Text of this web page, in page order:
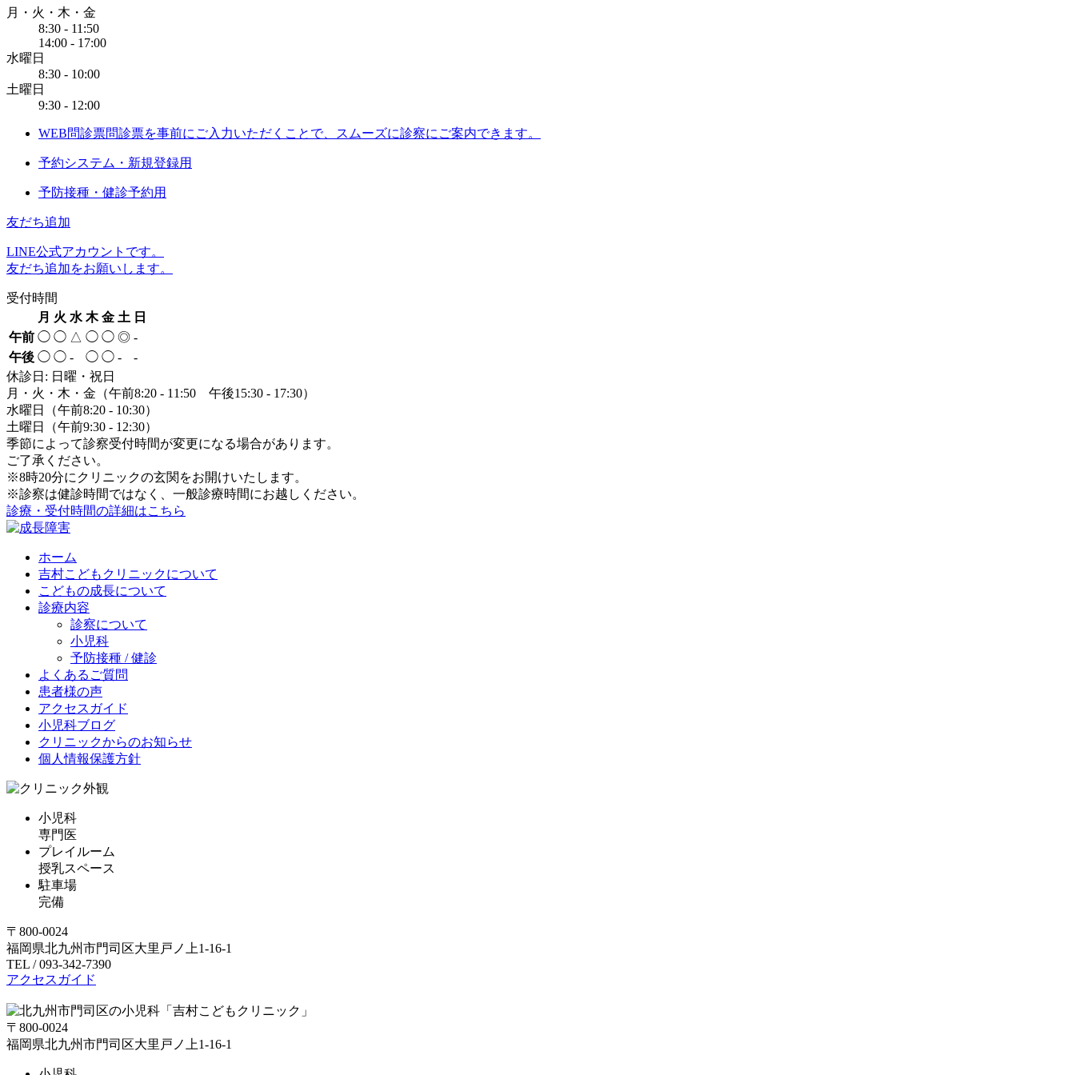
月・火・木・金
8:30 - 11:50
14:00 - 17:00
水曜日
8:30 - 10:00
土曜日
9:30 - 12:00
WEB問診票問診票を事前にご入力いただくことで、スムーズに診察にご案内できます。
予約システム・新規登録用
予防接種・健診予約用
友だち追加
LINE公式アカウントです。
友だち追加をお願いします。
受付時間
月 火 水 木 金 土 日
午前 ◯ ◯ △ ◯ ◯ ◎ -
午後 ◯ ◯ - ◯ ◯ -
-
休診日: 日曜・祝日
月・火・木・金（午前8:20 - 11:50 午後15:30 - 17:30）
水曜日（午前8:20 - 10:30）
土曜日（午前9:30 - 12:30）
季節によって診察受付時間が変更になる場合があります。
ご了承ください。
※8時20分にクリニックの玄関をお開けいたします。
※診察は健診時間ではなく、一般診療時間にお越しください。
診療・受付時間の詳細はこちら
ホーム
吉村こどもクリニックについて
こどもの成長について
診療内容
診察について
小児科
予防接種 / 健診
よくあるご質問
患者様の声
アクセスガイド
小児科ブログ
クリニックからのお知らせ
個人情報保護方針
小児科
専門医
プレイルーム
授乳スペース
駐車場
完備
〒800-0024
福岡県北九州市門司区大里戸ノ上1-16-1
TEL / 093-342-7390
アクセスガイド
〒800-0024
福岡県北九州市門司区大里戸ノ上1-16-1